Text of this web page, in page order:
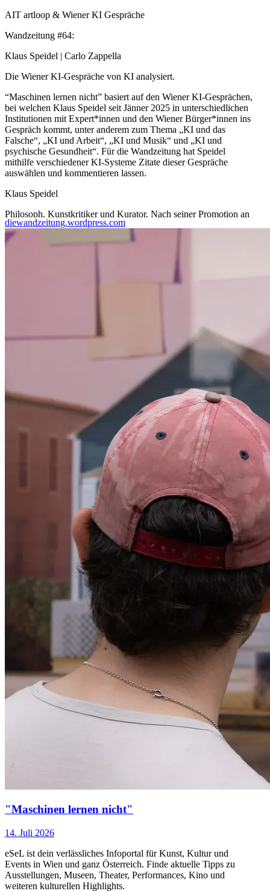
AIT artloop & Wiener KI Gespräche
Wandzeitung #64:
Klaus Speidel | Carlo Zappella
Die Wiener KI-Gespräche von KI analysiert.
“Maschinen lernen nicht” basiert auf den Wiener KI-Gesprächen,
bei welchen Klaus Speidel seit Jänner 2025 in unterschiedlichen
Institutionen mit Expert*innen und den Wiener Bürger*innen ins
Gespräch kommt, unter anderem zum Thema „KI und das
Falsche“, „KI und Arbeit“, „KI und Musik“ und „KI und
psychische Gesundheit“. Für die Wandzeitung hat Speidel
mithilfe verschiedener KI-Systeme Zitate dieser Gespräche
auswählen und kommentieren lassen.
Klaus Speidel
Philosoph, Kunstkritiker und Kurator. Nach seiner Promotion an
der Sorbonne in Paris zum visuellen Erzählen forschte er viele
Jahre zu Storytelling und Narrativen. Seit 2025 entwickelt er am
AIT Austrian Institute of Technology das Kunstprogramm
international Vorträge.
Studierte Künstlerische Fotografie an der Universität für
angewandte Kunst Wien bei Gabriele Rothemann. Im Fokus
seines Interesses steht der künstlerische Prozess an sich sowie die
Auseinandersetzung mit Wahrnehmung und Wirklichkeit. Seine
Arbeiten verbinden unterschiedliche Medien wie Fotografie, 3D-
Rendering, Skulptur und Video und regen zur Reflexion über das
Selbst im größeren Kontext an. Erste Einzelausstellungen mit The
Seamless Switch (Stadtgalerie Raumimpuls, 2026) und Digital
Doubles (Horizont Gallery, Budapest, 2026), daneben
Beteiligung an zahlreichen Gruppenausstellungen.
Veröffentlichungen unter anderem im P.IN.E.A Periodical
diewandzeitung.wordpress.com
"Maschinen lernen nicht"
14. Juli 2026
eSeL ist dein verlässliches Infoportal für Kunst, Kultur und
Events in Wien und ganz Österreich. Finde aktuelle Tipps zu
Ausstellungen, Museen, Theater, Performances, Kino und
weiteren kulturellen Highlights.